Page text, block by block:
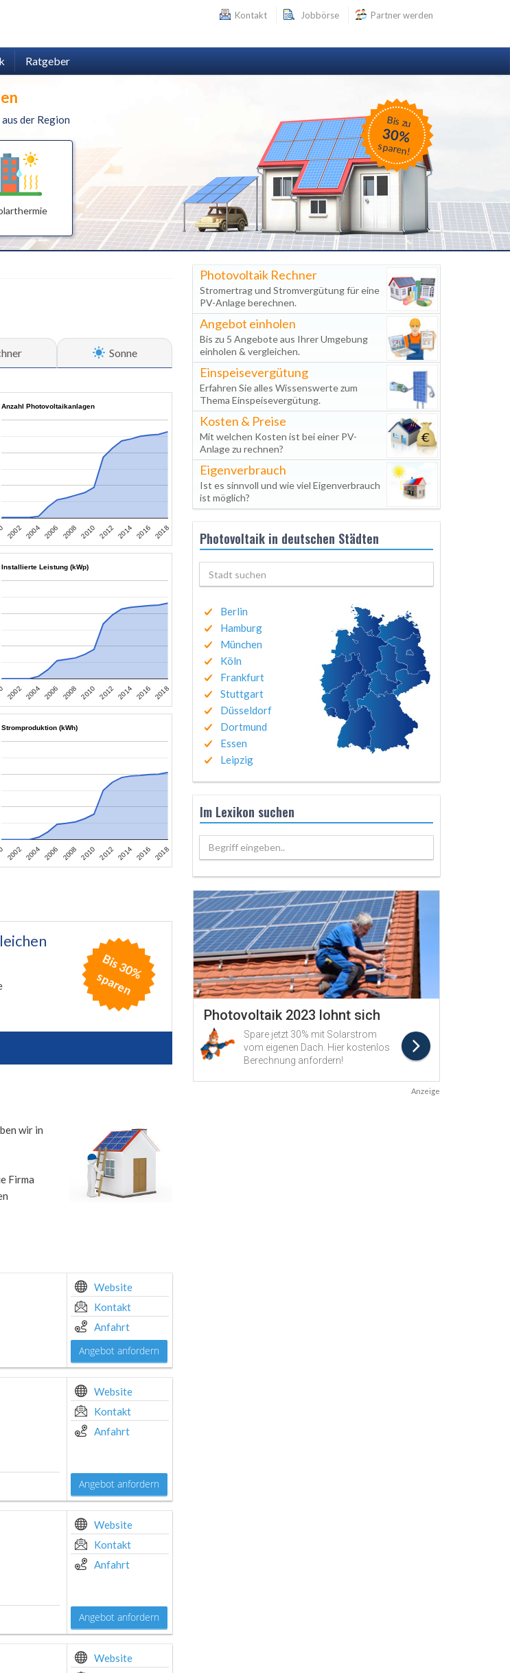
Kontakt Jobbörse Partner werden
Ratgeber
der Region Bis zu
30%
sparen!
Sonne
Anzahl Photovoltaikanlagen
2002 2004 2006 2008 2010 2012 2014 2016 2018
Installierte Leistung (kWp)
2002 2004 2006 2008 2010 2012 2014 2016 2018
Stromproduktion (kWh)
2002 2004 2006 2008 2010 2012 2014 2016 2018
B
is
3
0
%
s
p
a
r
e
n
wir in
Firma
Website
Kontakt
Anfahrt
Angebot anfordern
Website
Kontakt
Anfahrt
Angebot anfordern
Website
Kontakt
Anfahrt
Angebot anfordern
Website
Photovoltaik Rechner
Stromertrag und Stromvergütung für eine
PV-Anlage berechnen.
Angebot einholen
Bis zu 5 Angebote aus Ihrer Umgebung
einholen & vergleichen.
Einspeisevergütung
Erfahren Sie alles Wissenswerte zum
Thema Einspeisevergütung.
Kosten & Preise
Mit welchen Kosten ist bei einer PV-
Anlage zu rechnen?
Eigenverbrauch
Ist es sinnvoll und wie viel Eigenverbrauch
ist möglich?
Photovoltaik in deutschen Städten
Berlin
Hamburg
München
Köln
Frankfurt
Stuttgart
Düsseldorf
Dortmund
Essen
Leipzig
Im Lexikon suchen
Begriff eingeben..
Anzeige